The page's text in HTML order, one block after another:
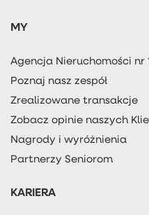
MY
Agencja Nieruchomości nr
Poznaj nasz zespół
Zrealizowane transakcje
Zobacz opinie naszych
Nagrody i wyróżnienia
Partnerzy Seniorom
KARIERA